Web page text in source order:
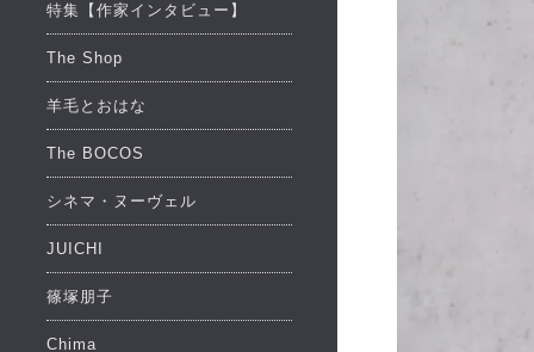
特集【作家インタビュー】
The Shop
羊毛とおはな
The BOCOS
シネマ・ヌーヴェル
JUICHI
篠塚朋子
Chima